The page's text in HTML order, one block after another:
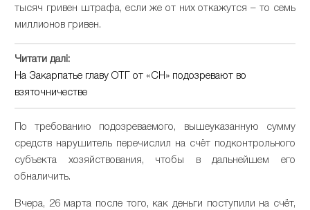
тысяч гривен штрафа, если же от них откажутся – то семь
миллионов гривен.
Читати далі:
На Закарпатье главу ОТГ от «СН» подозревают во
взяточничестве
По требованию подозреваемого, вышеуказанную сумму
средств нарушитель перечислил на счёт подконтрольного
субъекта хозяйствования, чтобы в дальнейшем его
обналичить.
Вчера, 26 марта после того, как деньги поступили на счёт,